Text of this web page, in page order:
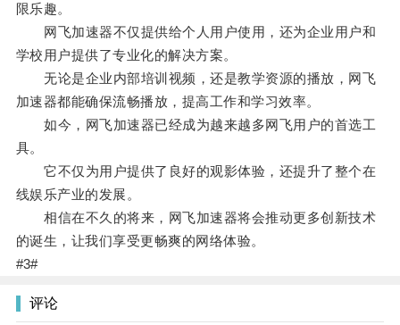
限乐趣。
网飞加速器不仅提供给个人用户使用，还为企业用户和
学校用户提供了专业化的解决方案。
无论是企业内部培训视频，还是教学资源的播放，网飞
加速器都能确保流畅播放，提高工作和学习效率。
如今，网飞加速器已经成为越来越多网飞用户的首选工
具。
它不仅为用户提供了良好的观影体验，还提升了整个在
线娱乐产业的发展。
相信在不久的将来，网飞加速器将会推动更多创新技术
的诞生，让我们享受更畅爽的网络体验。
#3#
评论